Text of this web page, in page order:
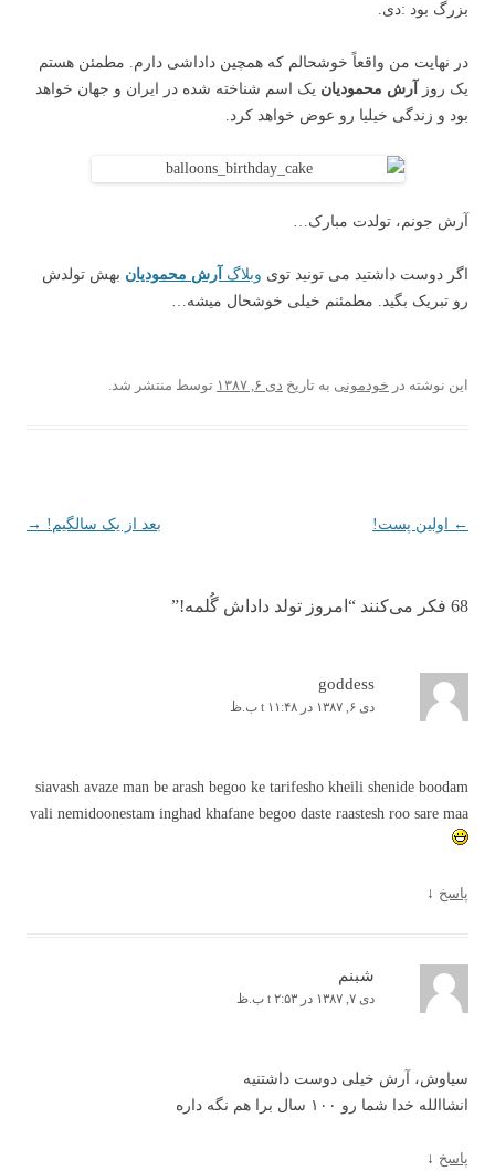
بزرگ بود :دی.
در نهایت من واقعاً خوشحالم که همچین داداشی دارم. مطمئن هستم
یک روز
آرش محمودیان یک اسم شناخته شده در ایران و جهان خواهد
بود و زندگی خیلیا رو عوض خواهد کرد.
آرش جونم، تولدت مبارک…
اگر دوست داشتید می تونید توی وبلاگ آرش محمودیان بهش تولدش
رو تبریک بگید. مطمئنم خیلی خوشحال میشه…
این نوشته در خودمونی به تاریخ دی ۶, ۱۳۸۷ توسط منتشر شد.
ناوبری نوشته
← اولین پست! بعد از یک سالگیم! →
68 فکر می‌کنند “ امروز تولد داداش گُلمه!”
goddess
دی ۶, ۱۳۸۷ در t ۱۱:۴۸ ب.ظ
siavash avaze man be arash begoo ke tarifesho kheili shenide boodam
vali nemidoonestam inghad khafane begoo daste raastesh roo sare maa
پاسخ ↓
شبنم
دی ۷, ۱۳۸۷ در t ۲:۵۳ ب.ظ
سیاوش، آرش خیلی دوست داشتنیه
انشاالله خدا شما رو ۱۰۰ سال برا هم نگه داره
پاسخ ↓